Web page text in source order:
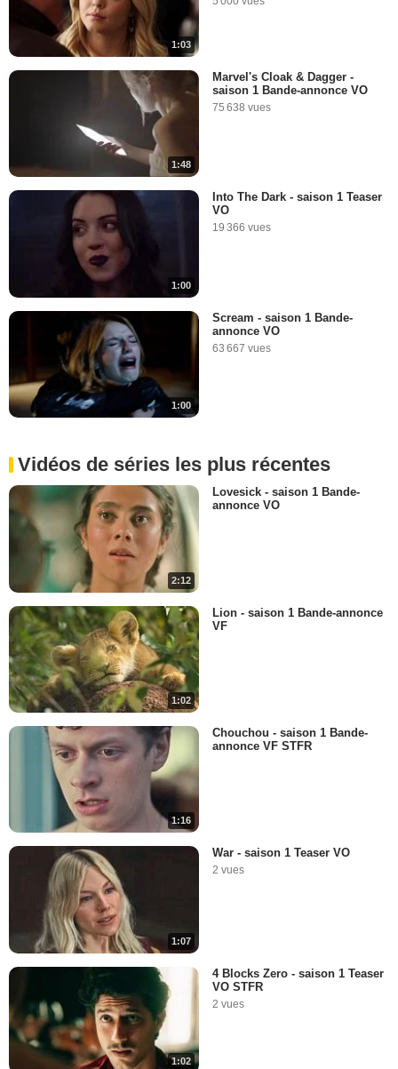
1:03
1:48
Marvel's Cloak & Dagger -
saison 1 Bande-annonce VO
75 638 vues
1:00
Into The Dark - saison 1 Teaser
VO
19 366 vues
1:00
Scream - saison 1 Bande-
annonce VO
63 667 vues
Vidéos de séries les plus récentes
2:12
Lovesick - saison 1 Bande-
annonce VO
1:02
Lion - saison 1 Bande-annonce
VF
1:16
Chouchou - saison 1 Bande-
annonce VF STFR
1:07
War - saison 1 Teaser VO
2 vues
1:02
4 Blocks Zero - saison 1 Teaser
VO STFR
2 vues